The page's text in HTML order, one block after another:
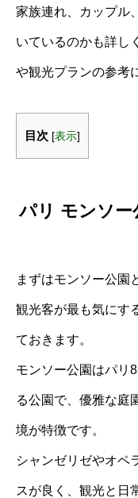
家族連れ、カップル
いているのかも詳し
や観光プランの参考
目次 [表示]
パリ モンソー
まずはモンソー公園
観光客が最も気にす
ておきます。
モンソー公園はパリ
る公園で、優雅な庭
境が特徴です。
シャンゼリゼやオペ
スが良く、観光と日